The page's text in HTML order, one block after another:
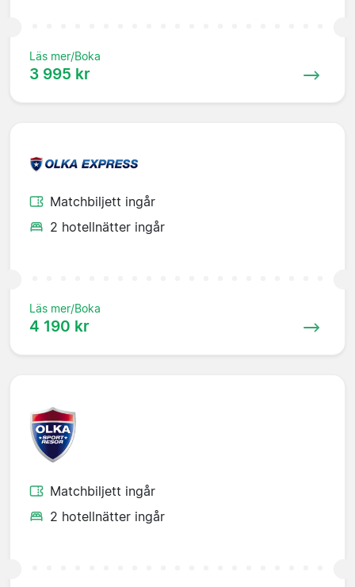
Läs mer/Boka
3 995 kr
Matchbiljett ingår
2 hotellnätter ingår
Läs mer/Boka
4 190 kr
Matchbiljett ingår
2 hotellnätter ingår